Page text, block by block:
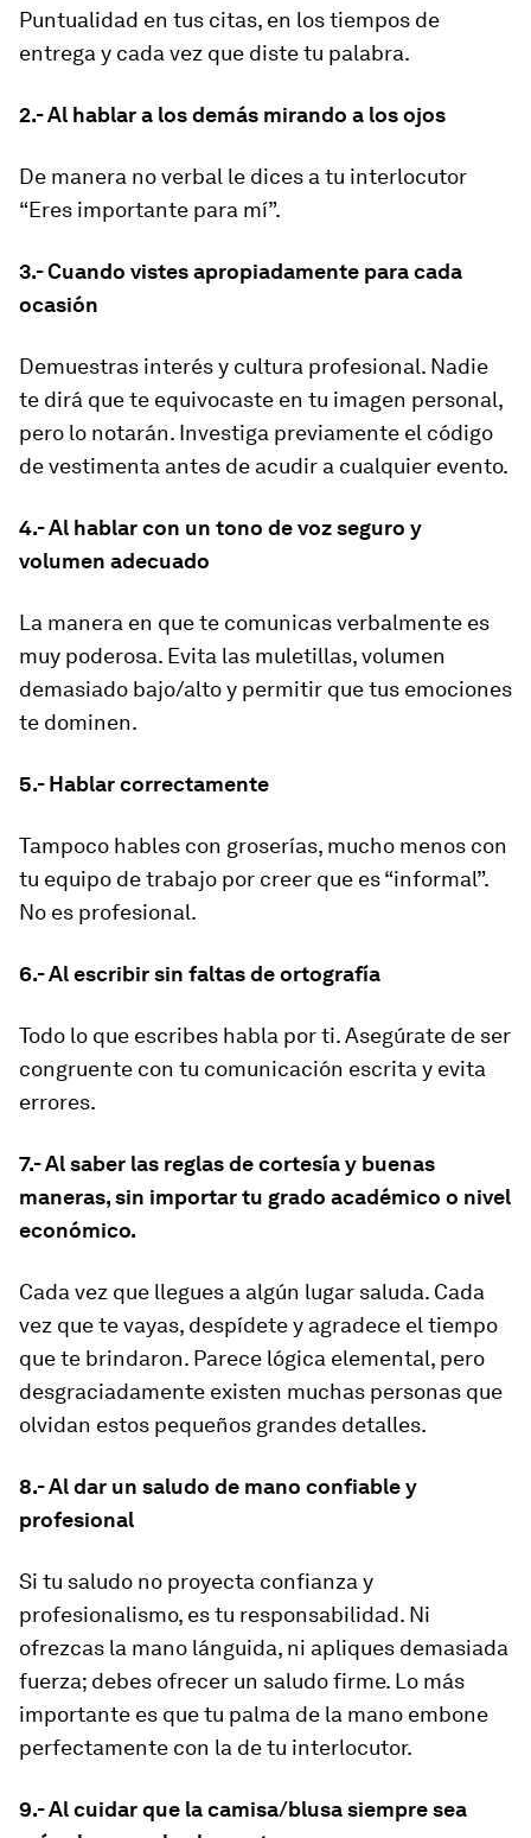
Puntualidad en tus citas, en los tiempos de
entrega y cada vez que diste tu palabra.
2.- Al hablar a los demás mirando a los ojos
De manera no verbal le dices a tu interlocutor
“Eres importante para mí”.
3.- Cuando vistes apropiadamente para cada
ocasión
Demuestras interés y cultura profesional. Nadie
te dirá que te equivocaste en tu imagen personal,
pero lo notarán. Investiga previamente el código
de vestimenta antes de acudir a cualquier evento.
4.- Al hablar con un tono de voz seguro y
volumen adecuado
La manera en que te comunicas verbalmente es
muy poderosa. Evita las muletillas, volumen
demasiado bajo/alto y permitir que tus emociones
te dominen.
5.- Hablar correctamente
Tampoco hables con groserías, mucho menos con
tu equipo de trabajo por creer que es “informal”.
No es profesional.
6.- Al escribir sin faltas de ortografía
Todo lo que escribes habla por ti. Asegúrate de ser
congruente con tu comunicación escrita y evita
errores.
7.- Al saber las reglas de cortesía y buenas
maneras, sin importar tu grado académico o nivel
económico.
Cada vez que llegues a algún lugar saluda. Cada
vez que te vayas, despídete y agradece el tiempo
que te brindaron. Parece lógica elemental, pero
desgraciadamente existen muchas personas que
olvidan estos pequeños grandes detalles.
8.- Al dar un saludo de mano confiable y
profesional
Si tu saludo no proyecta confianza y
profesionalismo, es tu responsabilidad. Ni
ofrezcas la mano lánguida, ni apliques demasiada
fuerza; debes ofrecer un saludo firme. Lo más
importante es que tu palma de la mano embone
perfectamente con la de tu interlocutor.
9.- Al cuidar que la camisa/blusa siempre sea